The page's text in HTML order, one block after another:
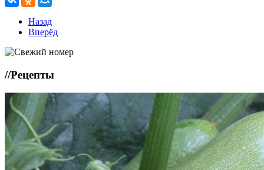
Назад
Вперёд
//Рецепты